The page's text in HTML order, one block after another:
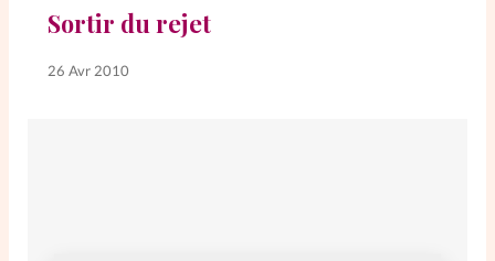
Sortir du rejet
26 Avr 2010